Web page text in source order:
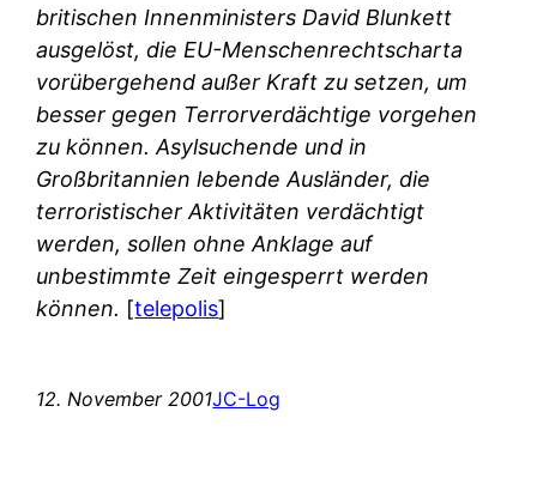
britischen Innenministers David Blunkett
ausgelöst, die EU-Menschenrechtscharta
vorübergehend außer Kraft zu setzen, um
besser gegen Terrorverdächtige vorgehen
zu können. Asylsuchende und in
Großbritannien lebende Ausländer, die
terroristischer Aktivitäten verdächtigt
werden, sollen ohne Anklage auf
unbestimmte Zeit eingesperrt werden
können. [telepolis]
12. November 2001JC-Log